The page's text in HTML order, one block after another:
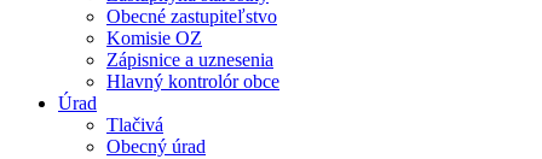
Obecné zastupiteľstvo
Komisie OZ
Zápisnice a uznesenia
Hlavný kontrolór obce
Úrad
Tlačivá
Obecný úrad